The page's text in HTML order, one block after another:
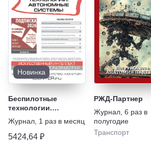
Новинка
Беспилотные
технологии.
Автономные
системы
Журнал 1 раз в месяц
5424,64 ₽
РЖД-Партнер
Журнал 6 раз в
полугодие
Транспорт